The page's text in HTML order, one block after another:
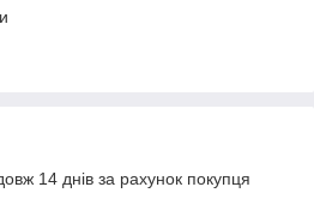
14 днів за рахунок покупця